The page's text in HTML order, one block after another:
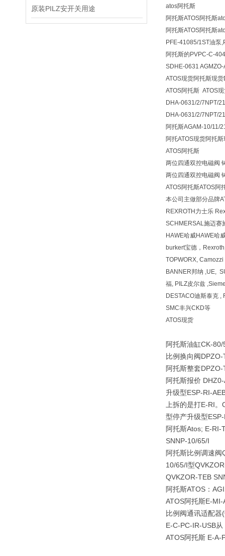
原装PILZ安开关用途
atos阿托斯
阿托斯ATOS阿托斯
阿托斯ATOS阿托斯
PFE-41085/1ST油泵
阿托斯的PVPC-C-
SDHE-0631 AGMZO-
ATOS现货阿托斯现
ATOS阿托斯 ATOS
DHA-0631/2/7NPT/
DHA-0631/2/7NPT/
阿托斯AGAM-10/11/
阿托ATOS现货阿托斯
ATOS阿托斯
两位四通双控电磁阀
两位四通双控电磁阀
ATOS阿托斯ATOS阿
本公司主做部分品牌
REXROTH力士乐
SCHMERSAL施迈赛
HAWE哈威HAWE哈
burkert宝德，
TOPWORX,
BANNER邦纳 ,UE,
福, PILZ皮尔兹
DESTACO迪斯泰克
SMC丰兴CKD等
ATOS现货
阿托斯油缸CK-
比例换向阀
阿托斯整套
阿托斯报价
升级型ESP-RI-
上拆的是打E-RI
型停产升级型
阿托斯Atos; E-RI-
SNNP-10/65/I
阿托斯比例调速
10/65/I型
QVKZOR-TEB
阿托斯ATOS：
ATOS阿托斯E-
比例阀通讯适配
E-C-PC-IR-USB
ATOS阿托斯 E-A-